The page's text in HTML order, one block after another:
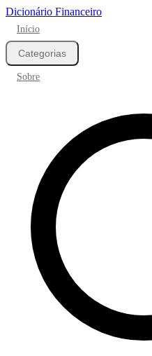
Dicionário Financeiro
Início
Categorias
Sobre